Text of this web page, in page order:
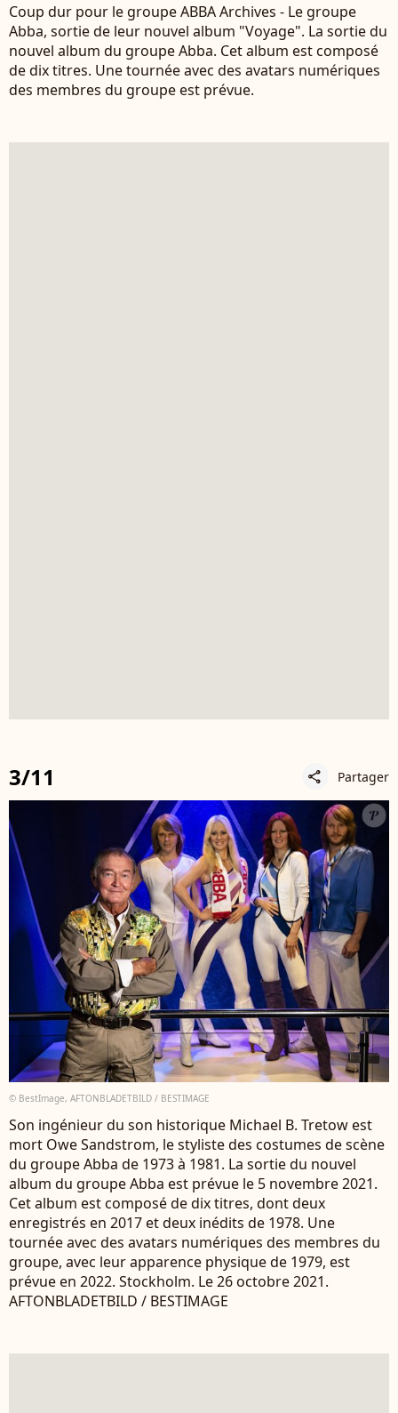
Coup dur pour le groupe ABBA Archives - Le groupe
Abba, sortie de leur nouvel album "Voyage". La sortie du
nouvel album du groupe Abba. Cet album est composé
de dix titres. Une tournée avec des avatars numériques
des membres du groupe est prévue.
3/11 share Partager
© BestImage, AFTONBLADETBILD / BESTIMAGE
Son ingénieur du son historique Michael B. Tretow est
mort Owe Sandstrom, le styliste des costumes de scène
du groupe Abba de 1973 à 1981. La sortie du nouvel
album du groupe Abba est prévue le 5 novembre 2021.
Cet album est composé de dix titres, dont deux
enregistrés en 2017 et deux inédits de 1978. Une
tournée avec des avatars numériques des membres du
groupe, avec leur apparence physique de 1979, est
prévue en 2022. Stockholm. Le 26 octobre 2021.
AFTONBLADETBILD / BESTIMAGE